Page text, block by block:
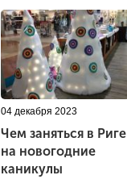
04 декабря 2023
Чем заняться в Риге
на новогодние
каникулы